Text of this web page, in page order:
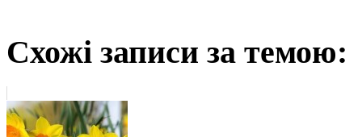
Схожі записи за темою: